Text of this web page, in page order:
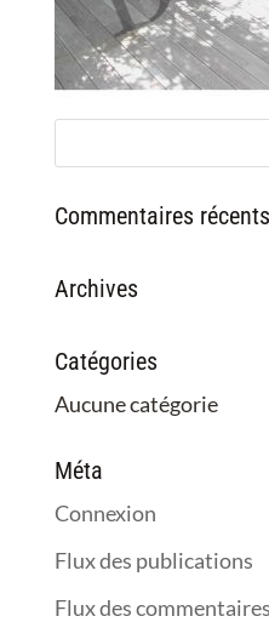
Commentaires récents
Archives
Catégories
Aucune catégorie
Méta
Connexion
Flux des publications
Flux des commentaires